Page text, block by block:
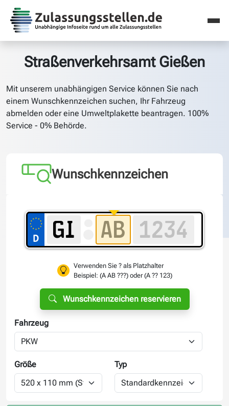
Straßenverkehrsamt Gießen
Mit unserem unabhängigen Service können Sie nach
einem Wunschkennzeichen suchen, Ihr Fahrzeug
abmelden oder eine Umweltplakette beantragen. 100%
Service - 0% Behörde.
Wunschkennzeichen
Verwenden Sie ? als Platzhalter
Beispiel: (A AB ???) oder (A ?? 123)
Wunschkennzeichen reservieren
Fahrzeug
Größe Typ